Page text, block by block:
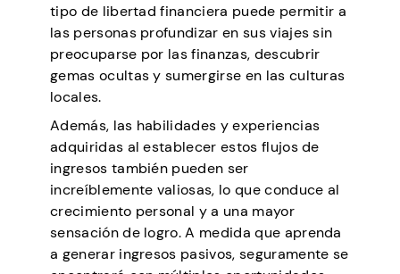
tipo de libertad financiera puede permitir a
las personas profundizar en sus viajes sin
preocuparse por las finanzas, descubrir
gemas ocultas y sumergirse en las culturas
locales.
Además, las habilidades y experiencias
adquiridas al establecer estos flujos de
ingresos también pueden ser
increíblemente valiosas, lo que conduce al
crecimiento personal y a una mayor
sensación de logro. A medida que aprenda
a generar ingresos pasivos, seguramente se